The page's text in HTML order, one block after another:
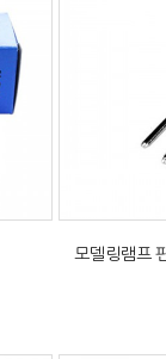
모델링램프